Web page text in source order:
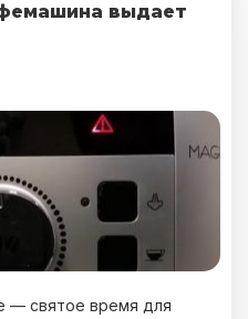
выдает
— святое время для